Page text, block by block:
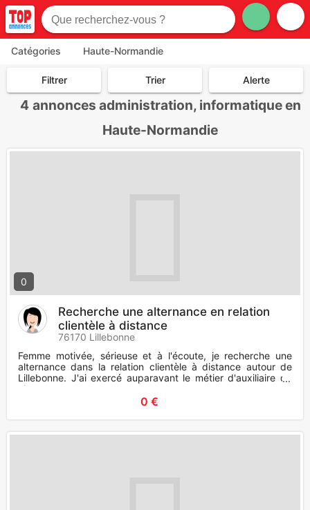
Catégories Haute-Normandie
Filtrer Trier Alerte
4 annonces administration, informatique en
Haute-Normandie
0
Recherche une alternance en relation
clientèle à distance
76170 Lillebonne
Femme motivée, sérieuse et à l'écoute, je recherche une
alternance dans la relation clientèle à distance autour de
Lillebonne. J'ai exercé auparavant le métier d'auxiliaire de
vie
0 €